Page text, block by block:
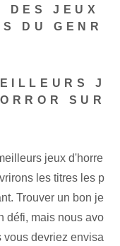
DES JEUX
DU GENR
J
SUR
jeux d'horre
les titres les p
Trouver un bon je
défi, mais nous avo
devriez envisa